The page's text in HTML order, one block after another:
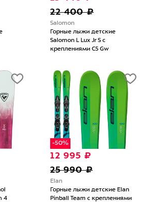
22 400 ₽
Salomon
Горные лыжи детские
Salomon L Lux Jr S с
креплениями C5 Gw
4
-50%
12 995 ₽
25 990 ₽
Elan
Горные лыжи детские Elan
Pinball Team с креплениями